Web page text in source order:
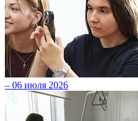
– 06 июля 2026